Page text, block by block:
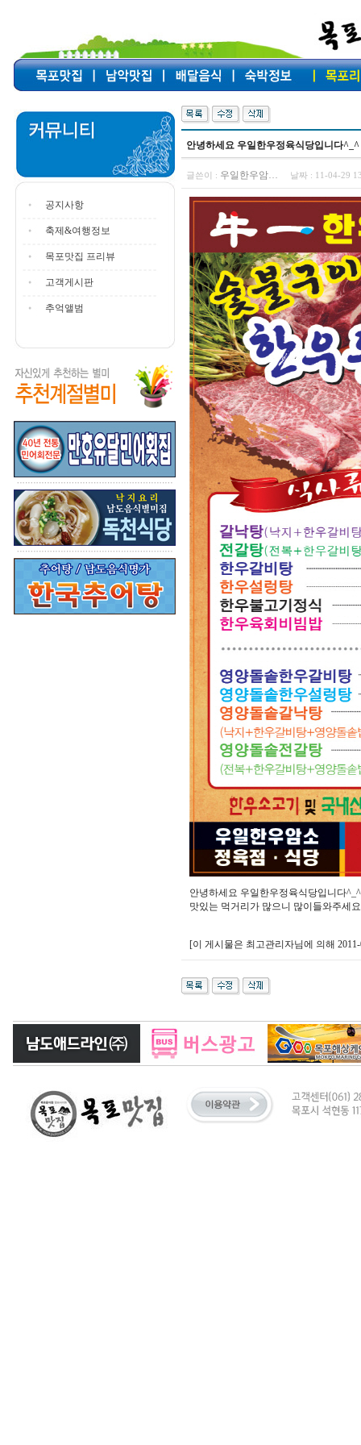
공지사항
축제&여행정보
목포맛집 프리뷰
고객게시판
추억앨범
안녕하세요 우일한우정육식당입니다^_^
글쓴이 : 우일한우암… 날짜 : 11-04-29
안녕하세요 우일한우정육식당입니다^_^
맛있는 먹거리가 많으니 많이들와주세요
[이 게시물은 최고관리자님에 의해